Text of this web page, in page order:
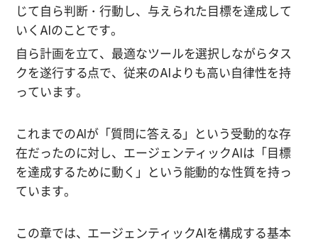
じて自ら判断・行動し、与えられた目標を達成して
いくAIのことです。
自ら計画を立て、最適なツールを選択しながらタス
クを遂行する点で、従来のAIよりも高い自律性を持
っています。
これまでのAIが「質問に答える」という受動的な存
在だったのに対し、エージェンティックAIは「目標
を達成するために動く」という能動的な性質を持っ
ています。
この章では、エージェンティックAIを構成する基本